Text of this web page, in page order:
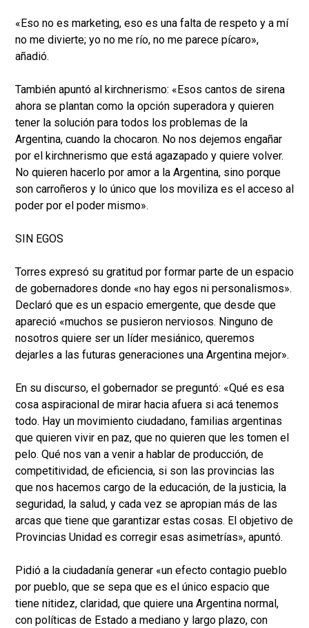
«Eso no es marketing, eso es una falta de respeto y a mí
no me divierte; yo no me río, no me parece pícaro»,
añadió.
También apuntó al kirchnerismo: «Esos cantos de sirena
ahora se plantan como la opción superadora y quieren
tener la solución para todos los problemas de la
Argentina, cuando la chocaron. No nos dejemos engañar
por el kirchnerismo que está agazapado y quiere volver.
No quieren hacerlo por amor a la Argentina, sino porque
son carroñeros y lo único que los moviliza es el acceso al
poder por el poder mismo».
SIN EGOS
Torres expresó su gratitud por formar parte de un espacio
de gobernadores donde «no hay egos ni personalismos».
Declaró que es un espacio emergente, que desde que
apareció «muchos se pusieron nerviosos. Ninguno de
nosotros quiere ser un líder mesiánico, queremos
dejarles a las futuras generaciones una Argentina mejor».
En su discurso, el gobernador se preguntó: «Qué es esa
cosa aspiracional de mirar hacia afuera si acá tenemos
todo. Hay un movimiento ciudadano, familias argentinas
que quieren vivir en paz, que no quieren que les tomen el
pelo. Qué nos van a venir a hablar de producción, de
competitividad, de eficiencia, si son las provincias las
que nos hacemos cargo de la educación, de la justicia, la
seguridad, la salud, y cada vez se apropian más de las
arcas que tiene que garantizar estas cosas. El objetivo de
Provincias Unidad es corregir esas asimetrías», apuntó.
Pidió a la ciudadanía generar «un efecto contagio pueblo
por pueblo, que se sepa que es el único espacio que
tiene nitidez, claridad, que quiere una Argentina normal,
con políticas de Estado a mediano y largo plazo, con